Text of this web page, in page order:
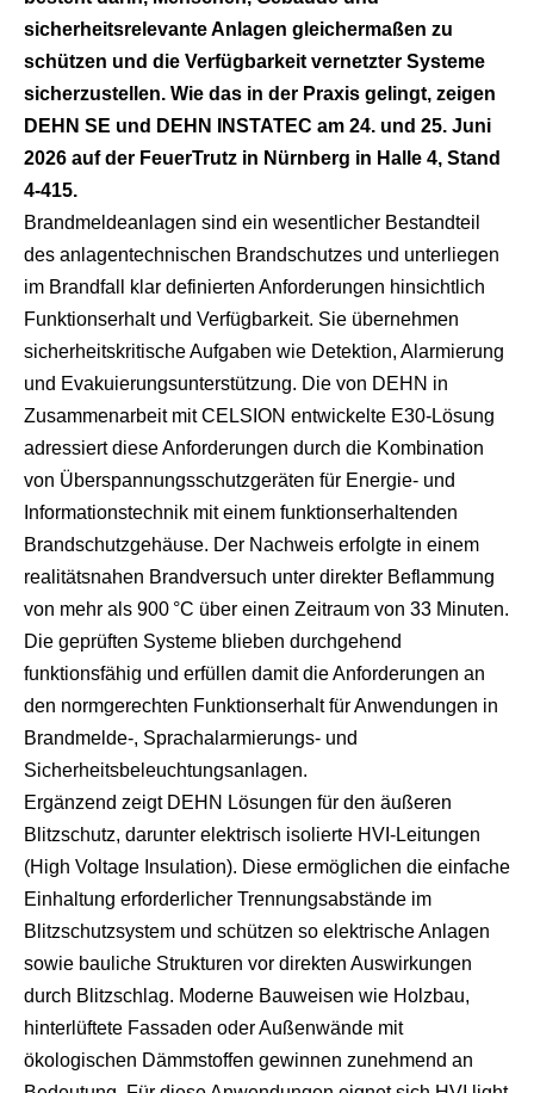
sicherheitsrelevante Anlagen gleichermaßen zu
schützen und die Verfügbarkeit vernetzter Systeme
sicherzustellen. Wie das in der Praxis gelingt, zeigen
DEHN SE und DEHN INSTATEC am 24. und 25. Juni
2026 auf der FeuerTrutz in Nürnberg in Halle 4, Stand
4-415.
Brandmeldeanlagen sind ein wesentlicher Bestandteil
des anlagentechnischen Brandschutzes und unterliegen
im Brandfall klar definierten Anforderungen hinsichtlich
Funktionserhalt und Verfügbarkeit. Sie übernehmen
sicherheitskritische Aufgaben wie Detektion, Alarmierung
und Evakuierungsunterstützung. Die von DEHN in
Zusammenarbeit mit CELSION entwickelte E30-Lösung
adressiert diese Anforderungen durch die Kombination
von Überspannungsschutzgeräten für Energie- und
Informationstechnik mit einem funktionserhaltenden
Brandschutzgehäuse. Der Nachweis erfolgte in einem
realitätsnahen Brandversuch unter direkter Beflammung
von mehr als 900 °C über einen Zeitraum von 33 Minuten.
Die geprüften Systeme blieben durchgehend
funktionsfähig und erfüllen damit die Anforderungen an
den normgerechten Funktionserhalt für Anwendungen in
Brandmelde-, Sprachalarmierungs- und
Sicherheitsbeleuchtungsanlagen.
Ergänzend zeigt DEHN Lösungen für den äußeren
Blitzschutz, darunter elektrisch isolierte HVI-Leitungen
(High Voltage Insulation). Diese ermöglichen die einfache
Einhaltung erforderlicher Trennungsabstände im
Blitzschutzsystem und schützen so elektrische Anlagen
sowie bauliche Strukturen vor direkten Auswirkungen
durch Blitzschlag. Moderne Bauweisen wie Holzbau,
hinterlüftete Fassaden oder Außenwände mit
ökologischen Dämmstoffen gewinnen zunehmend an